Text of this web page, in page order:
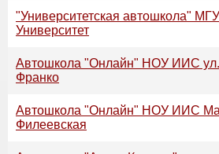
"Университетская автошкола"
Университет
Автошкола "Онлайн" НОУ ИИС
Франко
Автошкола "Онлайн" НОУ ИИС
Филеевская